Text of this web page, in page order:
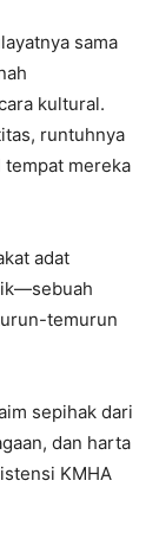
sama
kultural.
runtuhnya
tempat mereka
adat
temurun
sepihak dari
dan harta
KMHA